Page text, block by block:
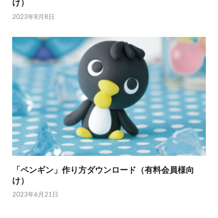
け）
2023年8月8日
「ペンギン」作り方ダウンロード（有料会員様向
け）
2023年6月21日